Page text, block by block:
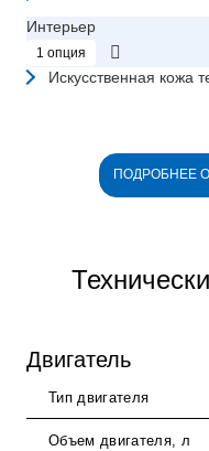
Интерьер
1 опция
Искусственная кожа
ПОДРОБНЕЕ О
Двигатель
Тип двигателя
Объем двигателя, л